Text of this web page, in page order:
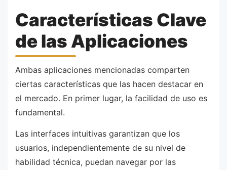
Características Clave
de las Aplicaciones
Ambas aplicaciones mencionadas comparten
ciertas características que las hacen destacar en
el mercado. En primer lugar, la facilidad de uso es
fundamental.
Las interfaces intuitivas garantizan que los
usuarios, independientemente de su nivel de
habilidad técnica, puedan navegar por las